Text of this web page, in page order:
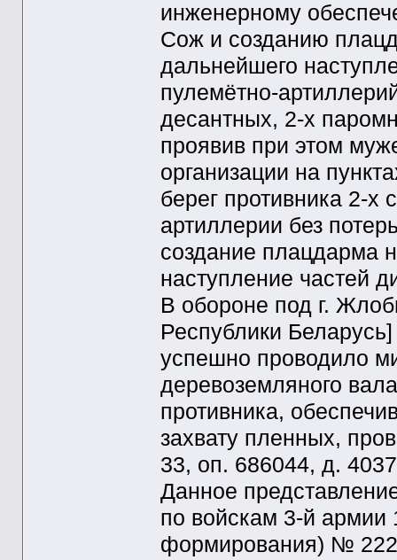
инженерному
Сож и созданию
дальнейшего
пулемётно-
десантных, 2-х
проявив при этом
организации на
берег противника 2-х
артиллерии без
создание плацдарма
наступление частей
В обороне под г.
Республики
успешно проводило
деревоземляного
противника,
захвату пленных,
33, оп. 686044, д.
Данное
по войскам 3-й армии
формирования) №